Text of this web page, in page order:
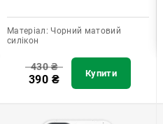
Матеріал: Чорний матовий
силікон
430₴
390 ₴ Купити